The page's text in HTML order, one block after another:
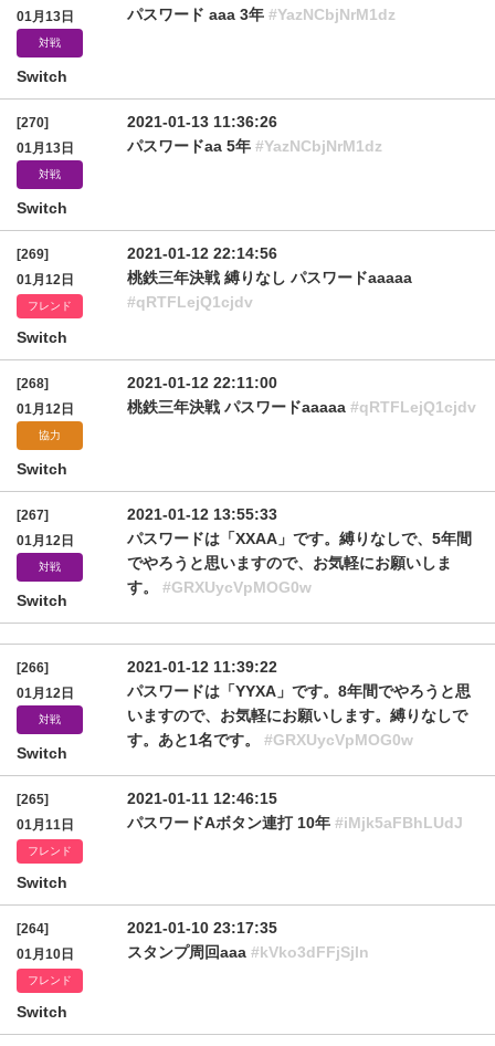
01月13日
対戦
Switch
パスワード aaa 3年 #YazNCbjNrM1dz
[270]
01月13日
対戦
Switch
2021-01-13 11:36:26
パスワードaa 5年 #YazNCbjNrM1dz
[269]
01月12日
フレンド
Switch
2021-01-12 22:14:56
桃鉄三年決戦 縛りなし パスワードaaaaa
#qRTFLejQ1cjdv
[268]
01月12日
協力
Switch
2021-01-12 22:11:00
桃鉄三年決戦 パスワードaaaaa #qRTFLejQ1cjdv
[267]
01月12日
対戦
Switch
2021-01-12 13:55:33
パスワードは「XXAA」です。縛りなしで、5年間
でやろうと思いますので、お気軽にお願いしま
す。 #GRXUycVpMOG0w
[266]
01月12日
対戦
Switch
2021-01-12 11:39:22
パスワードは「YYXA」です。8年間でやろうと思
いますので、お気軽にお願いします。縛りなしで
す。あと1名です。 #GRXUycVpMOG0w
[265]
01月11日
フレンド
Switch
2021-01-11 12:46:15
パスワードAボタン連打 10年 #iMjk5aFBhLUdJ
[264]
01月10日
フレンド
Switch
2021-01-10 23:17:35
スタンプ周回aaa #kVko3dFFjSjln